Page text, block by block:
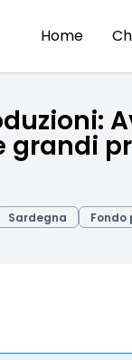
Home
Sardegna Fondo